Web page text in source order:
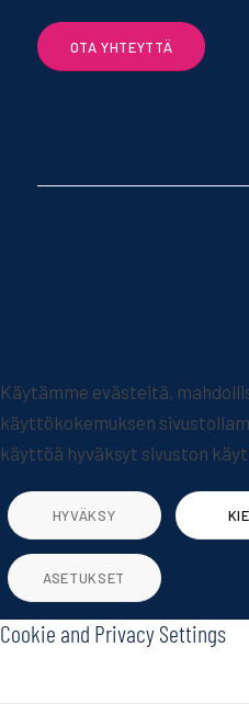
OTA YHTEYTTÄ
Käytämme evästeitä,
käyttökokemuksen
käyttöä hyväksyt sivuston
HYVÄKSY
ASETUKSET
Cookie and Privacy Settings